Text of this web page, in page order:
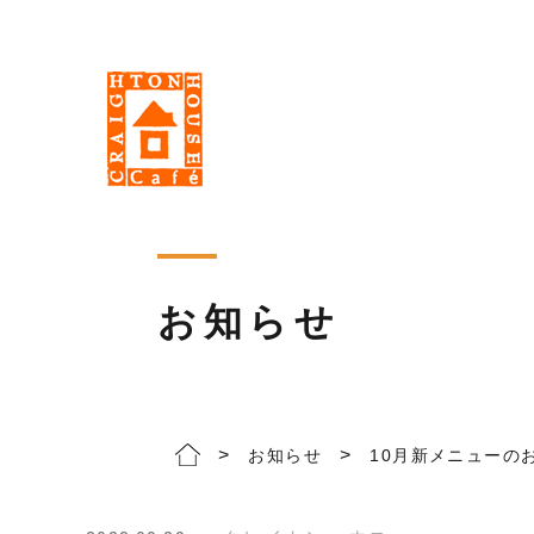
お知らせ
> お知らせ > 10月新メニューの